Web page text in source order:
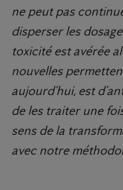
ne peut pas
disperser les
toxicité est avérée
nouvelles
aujourd’hui, est
de les traiter une
sens de la
avec notre